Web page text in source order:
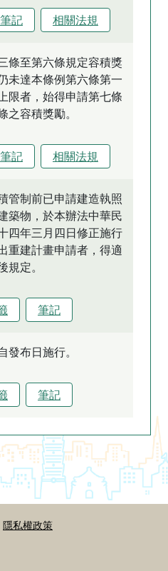
筆記 相關法規
條至第六條規定容積獎
未達本條例第六條第一
限者，始得申請第七條
之容積獎勵。
筆記 相關法規
管制前已申請建造執照
築物，於本辦法中華民
四年三月四日修正施行
重建計畫申請者，得適
規定。
筆記
發布日施行。
筆記
隱私權政策